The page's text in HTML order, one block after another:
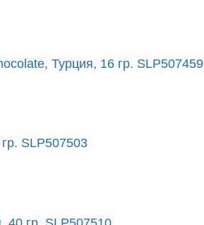
Турция, 16 гр. SLP507459
SLP507503